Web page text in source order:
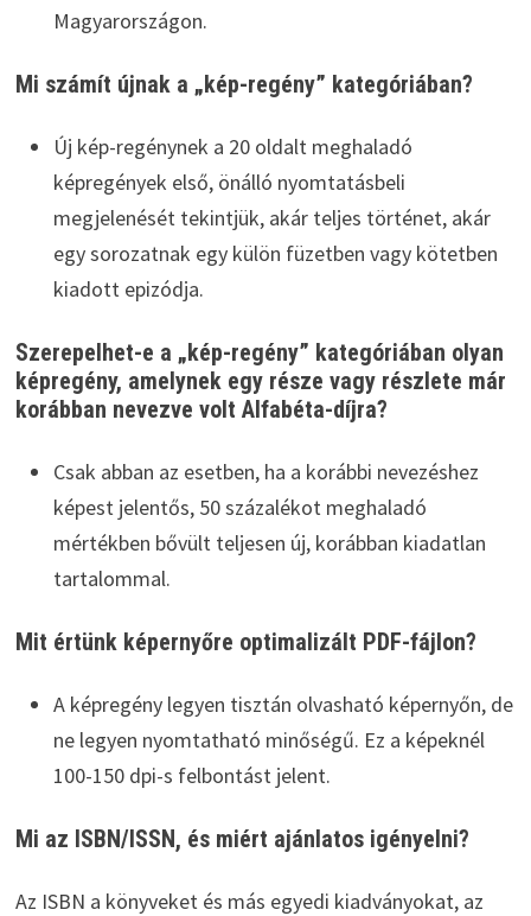
Magyarországon.
Mi számít újnak a „kép-regény” kategóriában?
Új kép-regénynek a 20 oldalt meghaladó
képregények első, önálló nyomtatásbeli
megjelenését tekintjük, akár teljes történet, akár
egy sorozatnak egy külön füzetben vagy kötetben
kiadott epizódja.
Szerepelhet-e a „kép-regény” kategóriában olyan
képregény, amelynek egy része vagy részlete már
korábban nevezve volt Alfabéta-díjra?
Csak abban az esetben, ha a korábbi nevezéshez
képest jelentős, 50 százalékot meghaladó
mértékben bővült teljesen új, korábban kiadatlan
tartalommal.
Mit értünk képernyőre optimalizált PDF-fájlon?
A képregény legyen tisztán olvasható képernyőn, de
ne legyen nyomtatható minőségű. Ez a képeknél
100-150 dpi-s felbontást jelent.
Mi az ISBN/ISSN, és miért ajánlatos igényelni?
Az ISBN a könyveket és más egyedi kiadványokat, az